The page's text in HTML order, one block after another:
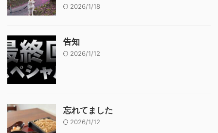
2026/1/18
告知
2026/1/12
忘れてました
2026/1/12